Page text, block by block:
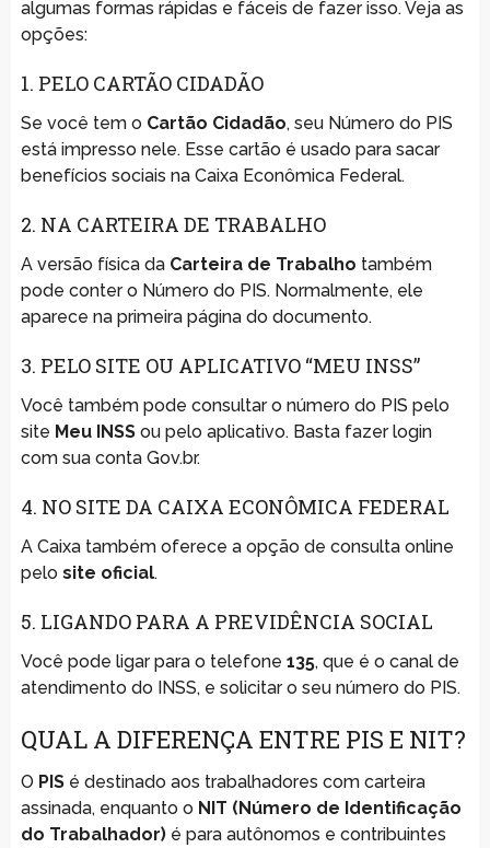
algumas formas rápidas e fáceis de fazer isso. Veja as
opções:
1. PELO CARTÃO CIDADÃO
Se você tem o Cartão Cidadão, seu Número do PIS
está impresso nele. Esse cartão é usado para sacar
benefícios sociais na Caixa Econômica Federal.
2. NA CARTEIRA DE TRABALHO
A versão física da Carteira de Trabalho também
pode conter o Número do PIS. Normalmente, ele
aparece na primeira página do documento.
3. PELO SITE OU APLICATIVO “MEU INSS”
Você também pode consultar o número do PIS pelo
site Meu INSSou pelo aplicativo. Basta fazer login
com sua conta Gov.br.
4. NO SITE DA CAIXA ECONÔMICA FEDERAL
A Caixa também oferece a opção de consulta online
pelo site oficial.
5. LIGANDO PARA A PREVIDÊNCIA SOCIAL
Você pode ligar para o telefone 135, que é o canal de
atendimento do INSS, e solicitar o seu número do PIS.
QUAL A DIFERENÇA ENTRE PIS E NIT?
O PISé destinado aos trabalhadores com carteira
assinada, enquanto o NIT (Número de Identificação
do Trabalhador)é para autônomos e contribuintes